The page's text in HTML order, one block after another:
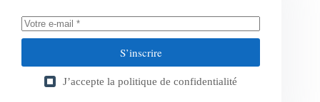
S’inscrire
J’accepte la politique de confidentialité